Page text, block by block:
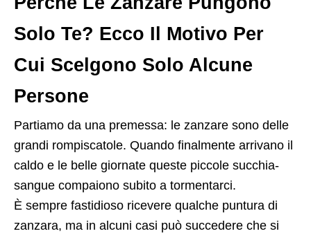
Solo Te? Ecco Il Motivo Per
Cui Scelgono Solo Alcune
Persone
Partiamo da una premessa: le zanzare sono delle
grandi rompiscatole. Quando finalmente arrivano il
caldo e le belle giornate queste piccole succhia-
sangue compaiono subito a tormentarci.
È sempre fastidioso ricevere qualche puntura di
zanzara, ma in alcuni casi può succedere che si